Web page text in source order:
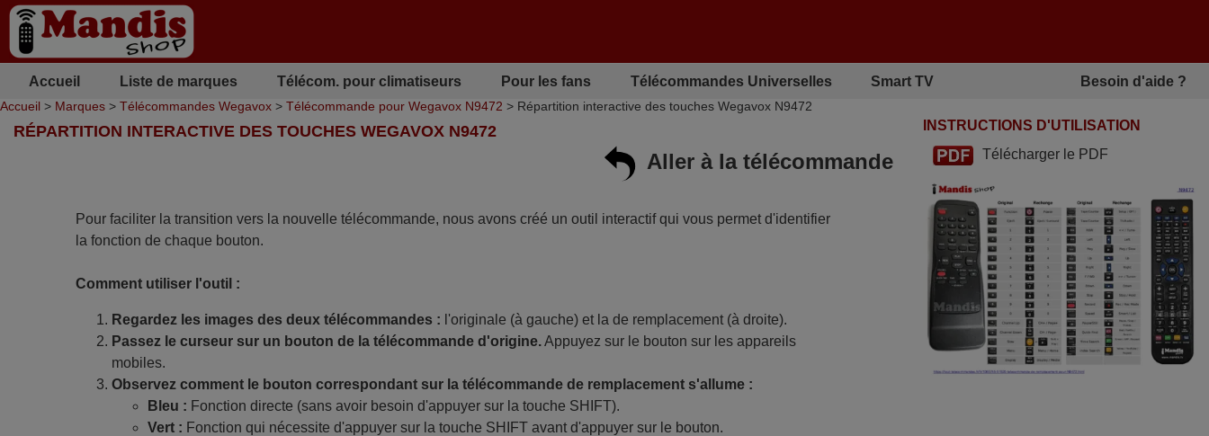
Accueil Liste de marques Télécom. pour climatiseurs Pour les fans Télécommandes Universelles Smart TV Besoin d'aide ?
Accueil > Marques > Télécommandes Wegavox > Télécommande pour Wegavox N9472 > Répartition interactive des touches Wegavox N9472
RÉPARTITION INTERACTIVE DES TOUCHES WEGAVOX N9472
Aller à la télécommande
Pour faciliter la transition vers la nouvelle télécommande, nous avons créé un outil interactif qui vous permet d'identifier
la fonction de chaque bouton.
Comment utiliser l'outil :
Regardez les images des deux télécommandes : l'originale (à gauche) et la de remplacement (à droite).
Passez le curseur sur un bouton de la télécommande d'origine.Appuyez sur le bouton sur les appareils
mobiles.
Observez comment le bouton correspondant sur la télécommande de remplacement s'allume :
Bleu : Fonction directe (sans avoir besoin d'appuyer sur la touche SHIFT).
Vert : Fonction qui nécessite d'appuyer sur la touche SHIFT avant d'appuyer sur le bouton.
INSTRUCTIONS D'UTILISATION
Télécharger le PDF